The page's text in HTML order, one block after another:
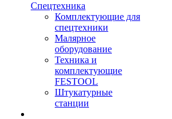
Спецтехника
Комплектующие для
спецтехники
Малярное
оборудование
Техника и
комплектующие
FESTOOL
Штукатурные
станции